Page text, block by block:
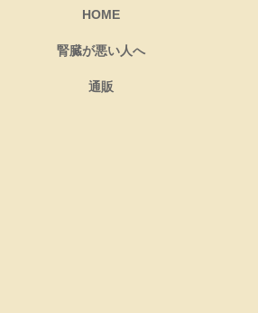
HOME
腎臓が悪い人へ
通販